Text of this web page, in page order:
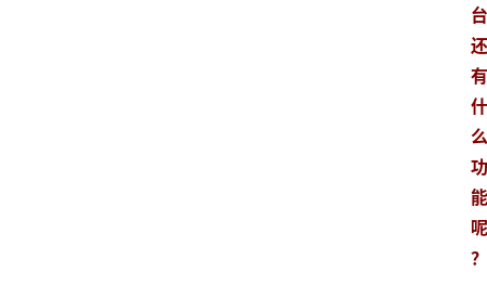
台
还
有
什
么
功
能
呢
？